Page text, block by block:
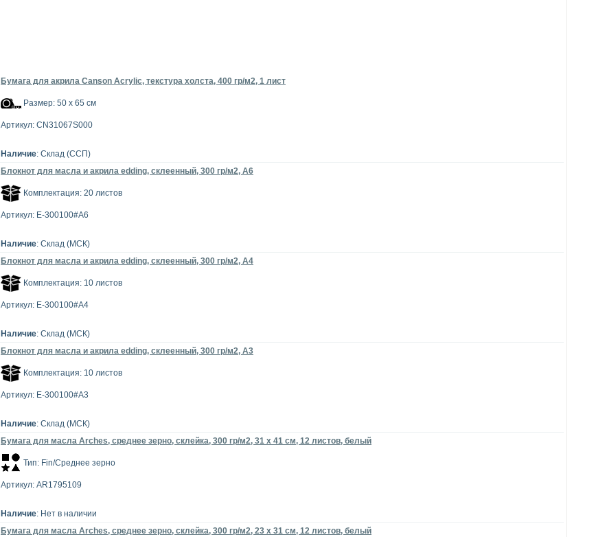
Бумага для акрила Canson Acrylic, текстура холста, 400 гр/м2, 1 лист
Размер: 50 x 65 см
Артикул: CN31067S000
Наличие: Склад (ССП)
Блокнот для масла и акрила edding, склеенный, 300 гр/м2, А6
Комплектация: 20 листов
Артикул: E-300100#A6
Наличие: Склад (МСК)
Блокнот для масла и акрила edding, склеенный, 300 гр/м2, А4
Комплектация: 10 листов
Артикул: E-300100#A4
Наличие: Склад (МСК)
Блокнот для масла и акрила edding, склеенный, 300 гр/м2, А3
Комплектация: 10 листов
Артикул: E-300100#A3
Наличие: Склад (МСК)
Бумага для масла Arches, среднее зерно, склейка, 300 гр/м2, 31 х 41 см, 12 листов, белый
Тип: Fin/Среднее зерно
Артикул: AR1795109
Наличие: Нет в наличии
Бумага для масла Arches, среднее зерно, склейка, 300 гр/м2, 23 х 31 см, 12 листов, белый